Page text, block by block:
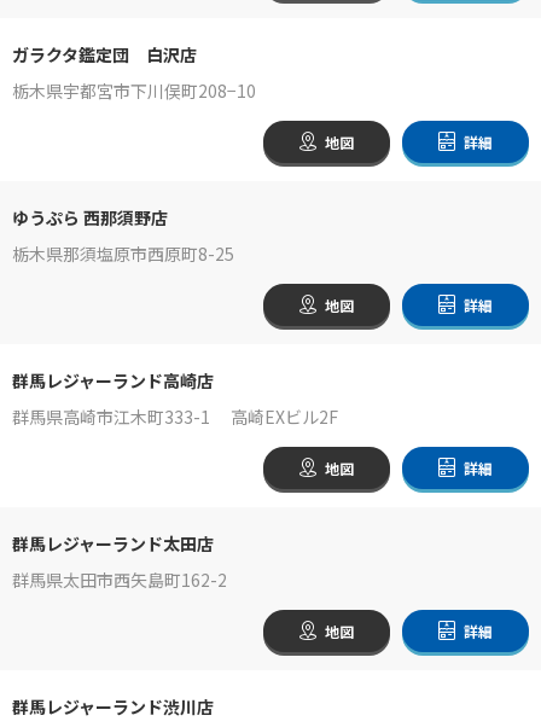
ガラクタ鑑定団 白沢店
栃木県宇都宮市下川俣町208−10
地図 詳細
ゆうぷら 西那須野店
栃木県那須塩原市西原町8-25
地図 詳細
群馬レジャーランド高崎店
群馬県高崎市江木町333-1 高崎EXビル2F
地図 詳細
群馬レジャーランド太田店
群馬県太田市西矢島町162-2
地図 詳細
群馬レジャーランド渋川店